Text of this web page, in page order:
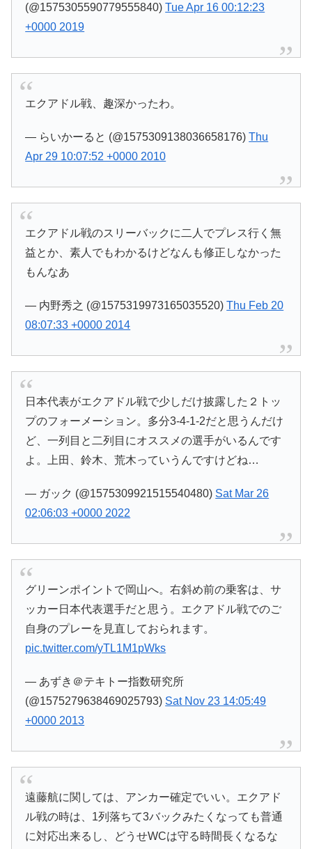
(@1575305590779555840)Tue Apr 16 00:12:23
+0000 2019
エクアドル戦、趣深かったわ。
— らいかーると (@1575309138036658176)Thu
Apr 29 10:07:52 +0000 2010
エクアドル戦のスリーバックに二人でプレス行く無
益とか、素人でもわかるけどなんも修正しなかった
もんなあ
— 内野秀之 (@1575319973165035520)Thu Feb 20
08:07:33 +0000 2014
日本代表がエクアドル戦で少しだけ披露した２トッ
プのフォーメーション。多分3-4-1-2だと思うんだけ
ど、一列目と二列目にオススメの選手がいるんです
よ。上田、鈴木、荒木っていうんですけどね…
— ガック (@1575309921515540480) Sat Mar 26
02:06:03 +0000 2022
グリーンポイントで岡山へ。右斜め前の乗客は、サ
ッカー日本代表選手だと思う。エクアドル戦でのご
自身のプレーを見直しておられます。
pic.twitter.com/yTL1M1pWks
— あずき＠テキトー指数研究所
(@1575279638469025793) Sat Nov 23 14:05:49
+0000 2013
遠藤航に関しては、アンカー確定でいい。エクアド
ル戦の時は、1列落ちて3バックみたくなっても普通
に対応出来るし、どうせWCは守る時間長くなるな